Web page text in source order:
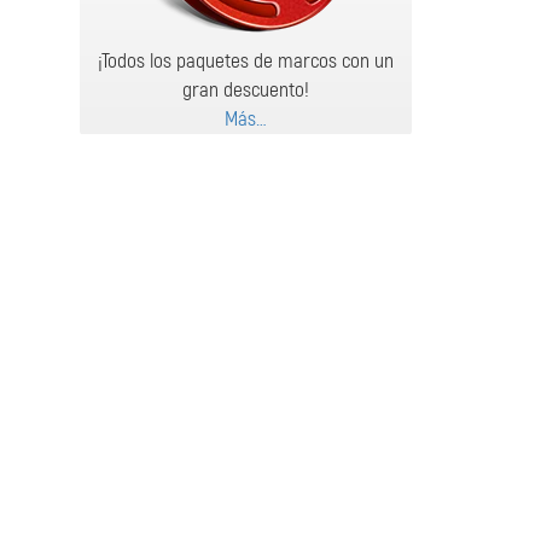
¡Todos los paquetes de marcos con un
gran descuento!
Más…